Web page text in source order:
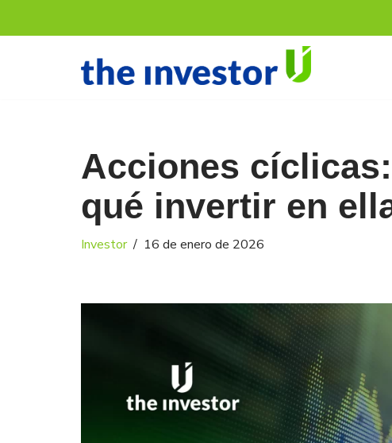
Acciones
qué invertir en
Investor 16 de enero de 2026